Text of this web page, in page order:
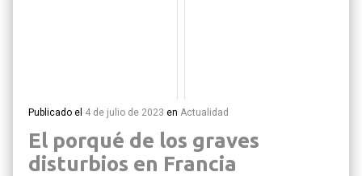
Publicado el 4 de julio de 2023 en Actualidad
El porqué de los graves
disturbios en Francia